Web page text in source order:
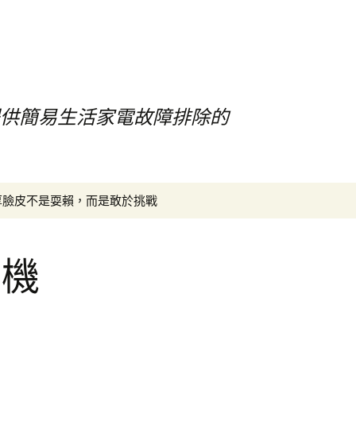
簡易生活家電故障排除的
皮不是耍賴，而是敢於挑戰